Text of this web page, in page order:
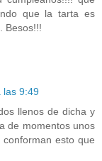
que la tarta es
Besos!!!
las 9:49
llenos de dicha y
de momentos unos
esto que